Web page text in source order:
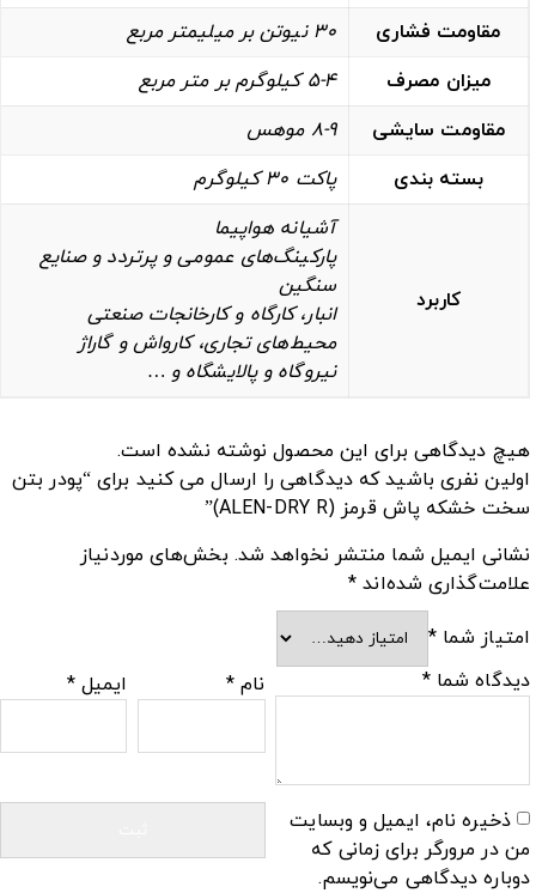
مقاومت فشاری
30 نیوتن بر میلیمتر مربع
میزان مصرف
5-4 کیلوگرم بر متر مربع
مقاومت سایشی
8-9 موهس
بسته بندی
پاکت 30 کیلوگرم
کاربرد
آشیانه هواپیما
پارکینگ‌های عمومی و پرتردد و صنایع
سنگین
انبار، کارگاه و کارخانجات صنعتی
محیط‌های تجاری، کارواش و گاراژ
نیروگاه‌ و پالایشگاه‌ و …
هیچ دیدگاهی برای این محصول نوشته نشده است.
اولین نفری باشید که دیدگاهی را ارسال می کنید برای “پودر بتن
سخت خشکه پاش قرمز (ALEN-DRY R)”
نشانی ایمیل شما منتشر نخواهد شد. بخش‌های موردنیاز
علامت‌گذاری شده‌اند *
امتیاز شما*
دیدگاه شما* نام * ایمیل*
ذخیره نام، ایمیل و وبسایت
من در مرورگر برای زمانی که
دوباره دیدگاهی می‌نویسم.